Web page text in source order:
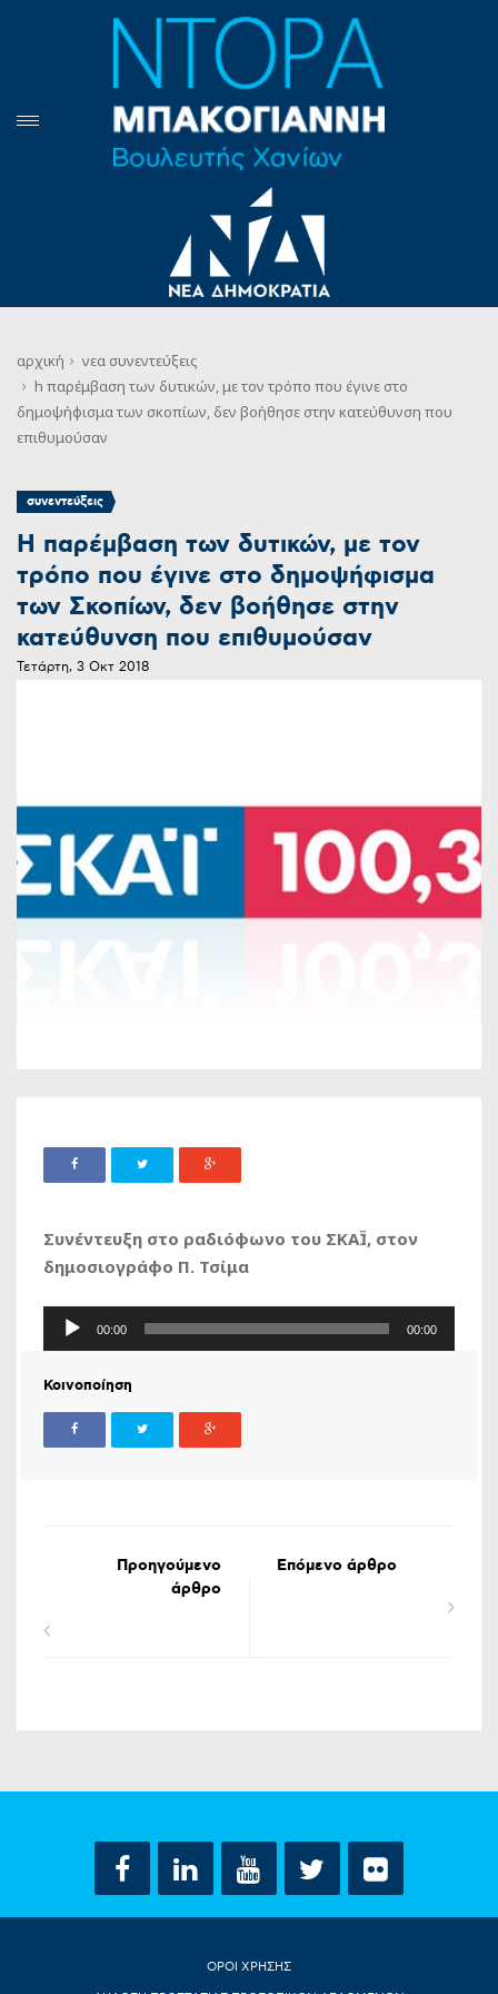
αρχική νεα συνεντεύξεις
h παρέμβαση των δυτικών, με τον τρόπο που έγινε στο
δημοψήφισμα των σκοπίων, δεν βοήθησε στην κατεύθυνση που
επιθυμούσαν
συνεντεύξεις
H παρέμβαση των δυτικών, με τον
τρόπο που έγινε στο δημοψήφισμα
των Σκοπίων, δεν βοήθησε στην
κατεύθυνση που επιθυμούσαν
Τετάρτη, 3 Οκτ 2018
Συνέντευξη στο ραδιόφωνο του ΣΚΑΪ, στον
δημοσιογράφο Π. Τσίμα
Πρόγραμμα
00:00 00:00
Κοινοποίηση
Προηγούμενο
άρθρο
Επόμενο άρθρο
ΟΡΟΙ ΧΡΗΣΗΣ